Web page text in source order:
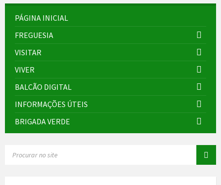
PÁGINA INICIAL
FREGUESIA
VISITAR
VIVER
BALCÃO DIGITAL
INFORMAÇÕES ÚTEIS
BRIGADA VERDE